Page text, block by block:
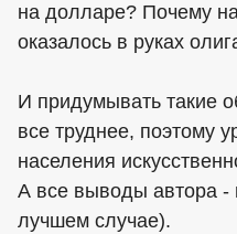
на долларе? Почему
оказалось в руках
И придумывать такие
все труднее, поэтому
населения
А все выводы автора -
лучшем случае).